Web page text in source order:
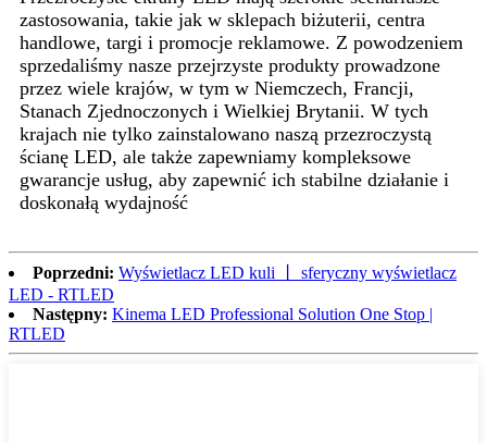
zastosowania, takie jak w sklepach biżuterii, centra
handlowe, targi i promocje reklamowe. Z powodzeniem
sprzedaliśmy nasze przejrzyste produkty prowadzone
przez wiele krajów, w tym w Niemczech, Francji,
Stanach Zjednoczonych i Wielkiej Brytanii. W tych
krajach nie tylko zainstalowano naszą przezroczystą
ścianę LED, ale także zapewniamy kompleksowe
gwarancje usług, aby zapewnić ich stabilne działanie i
doskonałą wydajność
Poprzedni: Wyświetlacz LED kuli 丨 sferyczny wyświetlacz
LED - RTLED
Następny: Kinema LED Professional Solution One Stop |
RTLED